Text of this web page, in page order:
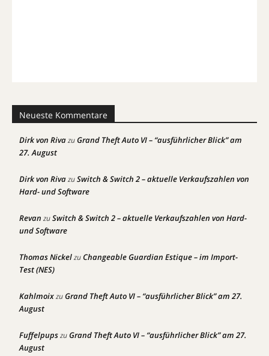
Neueste Kommentare
Dirk von RivazuGrand Theft Auto VI – “ausführlicher Blick” am
27. August
Dirk von RivazuSwitch & Switch 2 – aktuelle Verkaufszahlen von
Hard- und Software
Revan zuSwitch & Switch 2 – aktuelle Verkaufszahlen von Hard-
und Software
Thomas NickelzuChangeable Guardian Estique – im Import-
Test (NES)
KahlmoixzuGrand Theft Auto VI – “ausführlicher Blick” am 27.
August
FuffelpupszuGrand Theft Auto VI – “ausführlicher Blick” am 27.
August